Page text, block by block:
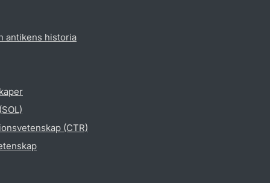
antikens historia
(CTR)